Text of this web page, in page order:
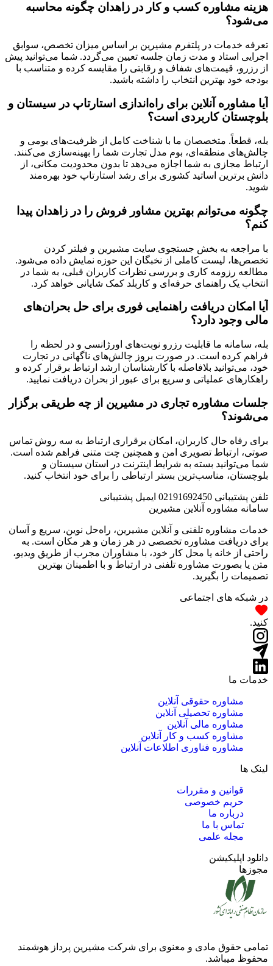
هزینه مشاوره کسب و کار در زاهدان چگونه محاسبه
می‌شود؟
تعرفه خدمات در پلتفرم مشیرین بر اساس میزان تخصص، سوابق
اجرایی استاد و مدت زمان جلسه تعیین می‌گردد. شما می‌توانید پیش
از رزرو، قیمت‌های شفاف و رقابتی را مقایسه کرده و متناسب با
بودجه خود بهترین انتخاب را داشته باشید.
آیا مشاوره آنلاین برای راه‌اندازی استارتاپ در سیستان و
بلوچستان کاربردی است؟
بله، قطعاً. متخصصان ما با شناخت کامل از ظرفیت‌های بومی و
چالش‌های منطقه‌ای، بوم مدل تجارت شما را بهینه‌سازی می‌کنند.
ارتباط مجازی به شما اجازه می‌دهد تا بدون محدودیت مکانی، از
دانش برترین اساتید کشوری برای رشد استارتاپ خود بهره‌مند
شوید.
چگونه می‌توانم بهترین مشاور فروش را در زاهدان پیدا
کنم؟
با مراجعه به بخش جستجوی سایت مشیرین و فیلتر کردن
تخصص‌ها، لیست کاملی از نخبگان این حوزه نمایش داده می‌شود.
مطالعه رزومه کاری و بررسی نظرات کاربران قبلی، به شما در
انتخاب یک راهنمای حرفه‌ای و کاربلد کمک شایانی خواهد کرد.
آیا امکان دریافت راهنمایی فوری برای حل بحران‌های
مالی وجود دارد؟
بله، سامانه ما قابلیت رزرو نوبت‌های اورژانسی و در لحظه را
فراهم کرده است. در صورت بروز چالش‌های ناگهانی در تجارت
خود، می‌توانید بلافاصله با کارشناسان ارشد ارتباط برقرار کرده و
راهکارهای عملیاتی و سریع برای عبور از بحران دریافت نمایید.
جلسات مشاوره تجاری در مشیرین از چه طریقی برگزار
می‌شوند؟
برای رفاه حال کاربران، امکان برقراری ارتباط به سه روش تماس
صوتی، ارتباط تصویری امن و همچنین چت متنی فراهم شده است.
شما می‌توانید بسته به شرایط اینترنت در استان سیستان و
بلوچستان، مناسب‌ترین بستر ارتباطی را برای خود انتخاب کنید.
تلفن پشتیبانی 02191692450 ایمیل پشتیبانی
سامانه مشاوره آنلاین مشیرین
خدمات مشاوره تلفنی و آنلاین مشیرین، راه‌‌حل نوین، سریع و آسان
برای دریافت مشاوره تخصصی در هر زمان و هر مکان است. به
راحتی از خانه یا محل کار خود، با مشاوران مجرب از طریق ویدیو،
متن یا بصورت مشاوره تلفنی در ارتباط و با اطمینان بهترین
تصمیمات را بگیرید.
در شبکه های اجتماعی
کنید.
خدمات ما
مشاوره حقوقی آنلاین
مشاوره تحصیلی آنلاین
مشاوره مالی آنلاین
مشاوره کسب و کار آنلاین
مشاوره فناوری اطلاعات آنلاین
لینک ها
قوانین و مقررات
حریم خصوصی
درباره ما
تماس با ما
مجله علمی
دانلود اپلیکیشن
مجوزها
تمامی حقوق مادی و معنوی برای شرکت مشیرین پرداز هوشمند
محفوظ میباشد.